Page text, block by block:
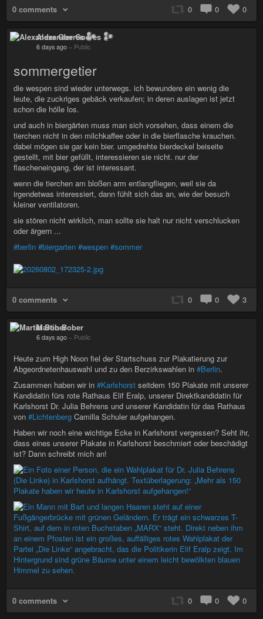
0 comments 0 0 0
Alexander Goeres 𒀯
6 days ago – Public
sommergetier
die wespen sind wieder unterwegs. ich bewundere ein wenig die
leute, die zuckriges gebäck verkaufen; in deren auslagen ist jetzt
schon die hölle los.
und auch in biergärten muss man sich vorsehen, dass einem die
tierchen nicht in den milchkaffee oder in die bierflasche krauchen.
dabei mögen sie gar kein bier. umgedrehte bierdeckel beiseite
gestellt, mit bier gefüllt, interessieren sie nicht. nur der
flascheneingang, der ist interessant.
wenn die tierchen am bloßen arm entlangfliegen, weil sie da
irgendetwas interessiert, dann fühlt sich das an, wie der besuch
kleiner ventilatoren.
sie stören nicht wirklich, man sollte sie halt nur nicht verschlucken
oder ärgern ...
#berlin #biergarten #wespen #sommer
0 comments 0 0 3
Martin Bober
6 days ago – Public
Heute zum High Noon fiel der Startschuss zur Plakatierung zur
Abgeordnetenhauswahl und zu den Berzirkswahlen in #Berlin.
Zusammen haben wir in #Karlshorst seitdem 150 Plakate mit unserer
Kandidatin fürs rote Rathaus Elif Eralp, unserer Direktkandidatin für
Karlshorst Dr. Julia Behrens und unserer Kandidatin für das Rathaus
von #Lichtenberg Camilla Schuler aufgehangen.
Haben wir noch eine wichtige Ecke in Karlshorst vergessen? Seht ihr,
dass eines unserer Plakate in Karlshorst beschmiert oder beschädigt
ist? Dann schreibt mich an!
0 comments 0 0 0